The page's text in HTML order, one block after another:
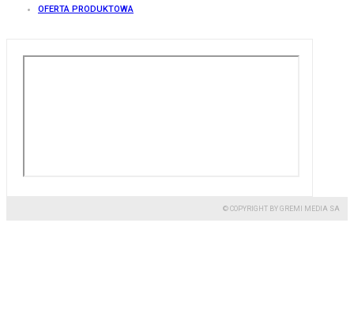
OFERTA PRODUKTOWA
© COPYRIGHT BY GREMI MEDIA SA